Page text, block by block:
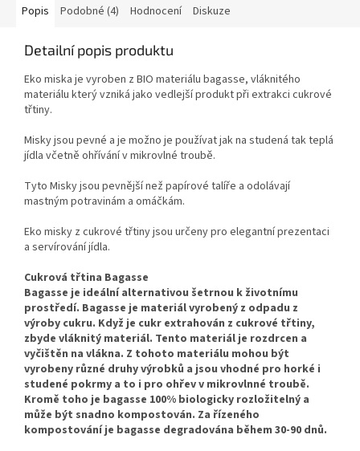
Popis Podobné (4) Hodnocení Diskuze
Detailní popis produktu
Eko miska je vyroben z BIO materiálu bagasse, vláknitého
materiálu který vzniká jako vedlejší produkt při extrakci cukrové
třtiny.
Misky jsou pevné a je možno je používat jak na studená tak teplá
jídla včetně ohřívání v mikrovlné troubě.
Tyto Misky jsou pevnější než papírové talíře a odolávají
mastným potravinám a omáčkám.
Eko misky z cukrové třtiny jsou určeny pro elegantní prezentaci
a servírování jídla.
Cukrová třtina Bagasse
Bagasse je ideální alternativou šetrnou k životnímu
prostředí. Bagasse je materiál vyrobený z odpadu z
výroby cukru. Když je cukr extrahován z cukrové třtiny,
zbyde vláknitý materiál. Tento materiál je rozdrcen a
vyčištěn na vlákna. Z tohoto materiálu mohou být
vyrobeny různé druhy výrobků a jsou vhodné pro horké i
studené pokrmy a to i pro ohřev v mikrovlnné troubě.
Kromě toho je bagasse 100% biologicky rozložitelný a
může být snadno kompostován. Za řízeného
kompostování je bagasse degradována během 30-90 dnů.